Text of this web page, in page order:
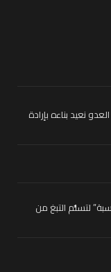
نعيد بناءه بإرادة
لتسلُّم التبغ من